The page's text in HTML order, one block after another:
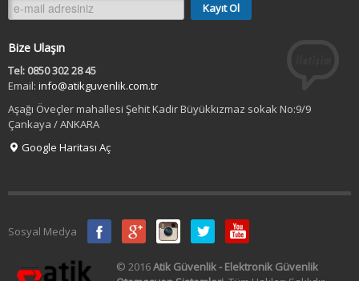
Bize Ulaşın
Tel: 0850 302 28 45
Email: info@atikguvenlik.com.tr
Aşağı Öveçler mahallesi Şehit Kadir Büyükkızmaz sokak No:9/9
Çankaya / ANKARA
Google Haritası Aç
Sosyal Medya
© 2016Atik Güvenlik - Elektronik Güvenlik